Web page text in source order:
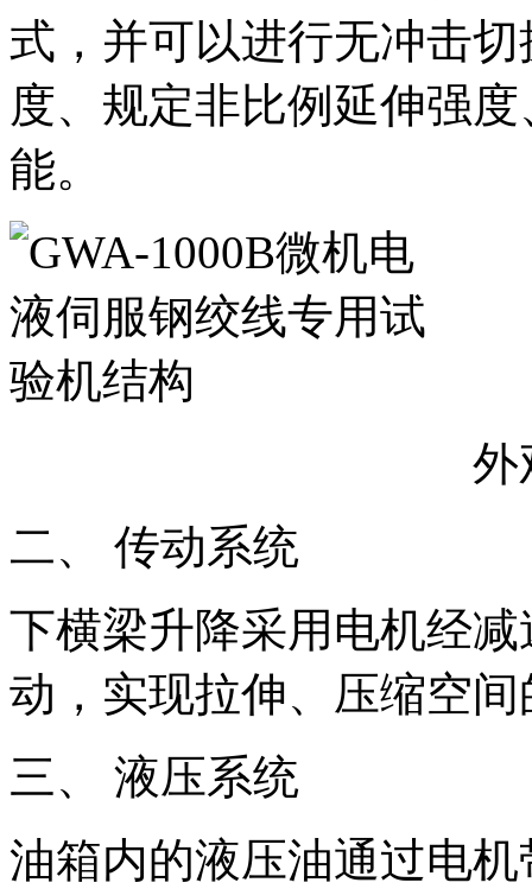
式，并可以进行无冲击
度、规定非比例延伸强
能。
外观示
二、 传动系统
下横梁升降采用电机经
动，实现拉伸、压缩空
三、 液压系统
油箱内的液压油通过电